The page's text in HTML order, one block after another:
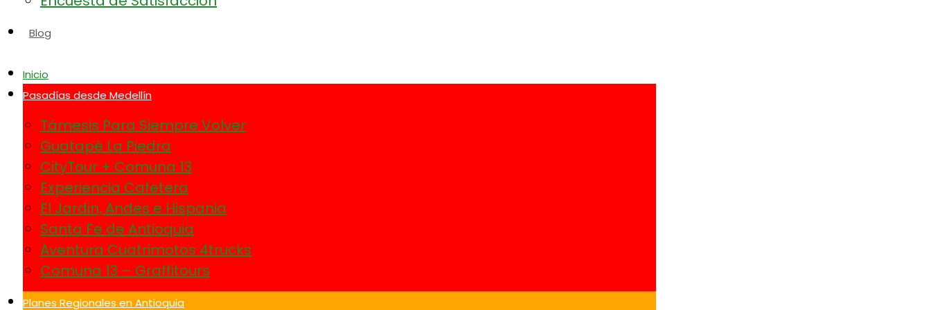
Blog
Inicio
Pasadías desde Medellín
Támesis Para Siempre Volver
Guatapé La Piedra
CityTour + Comuna 13
Experiencia Cafetera
El Jardin, Andes e Hispania
Santa Fe de Antioquia
Aventura Cuatrimotos 4trucks
Comuna 13 – Graffitours
Planes Regionales en Antioquia